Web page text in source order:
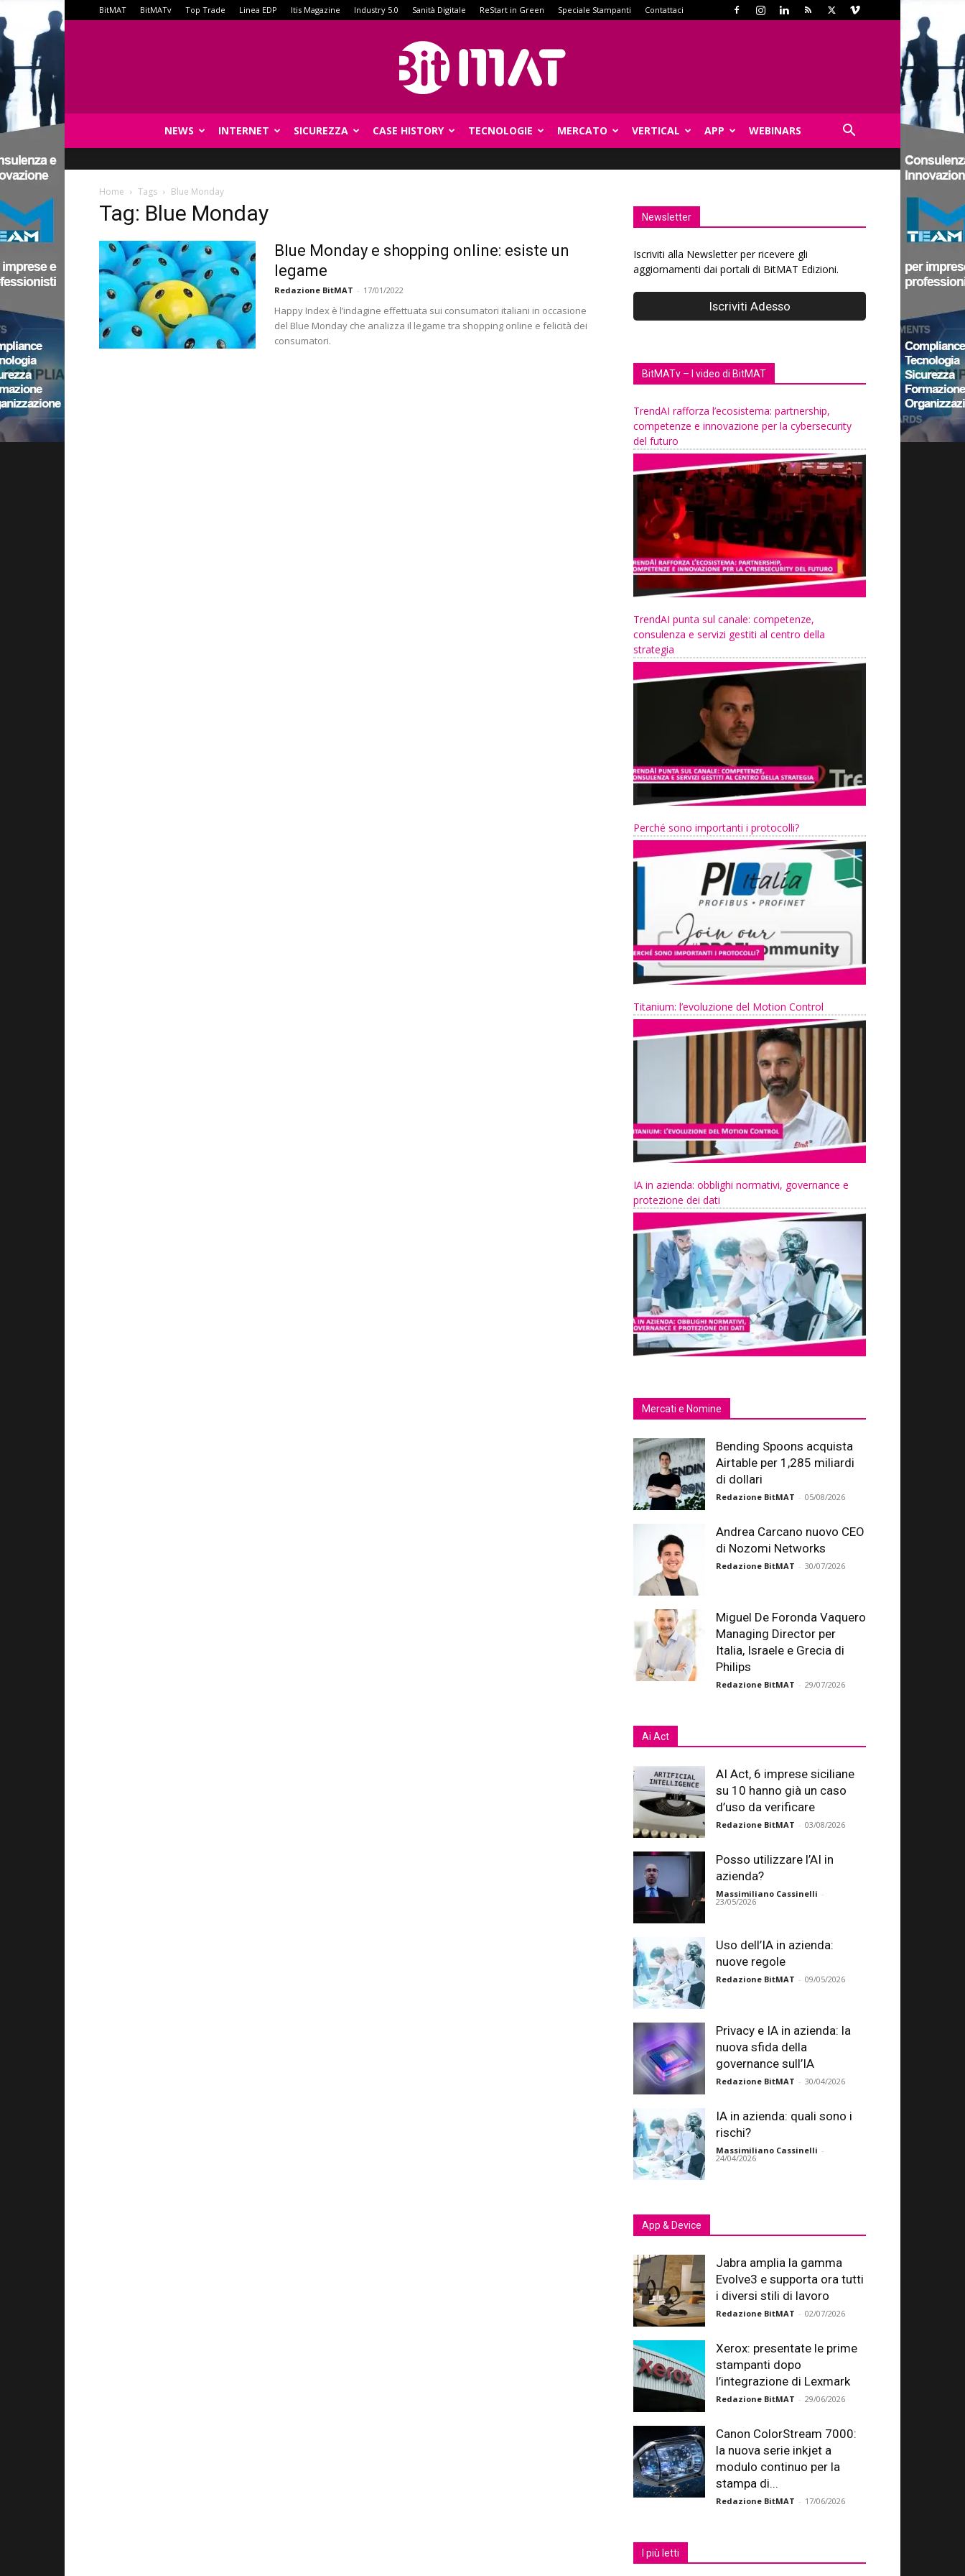
BitMAT BitMATv Top Trade Linea EDP Itis Magazine Industry 5.0 Sanità Digitale ReStart in Green Speciale Stampanti Contattaci
NEWS INTERNET SICUREZZA CASE HISTORY TECNOLOGIE MERCATO VERTICAL APP WEBINARS
Home Tags Blue Monday
Tag: Blue Monday
Blue Monday e shopping online: esiste un
legame
Redazione BitMAT - 17/01/2022
Happy Index è l’indagine effettuata sui consumatori italiani in occasione
del Blue Monday che analizza il legame tra shopping online e felicità dei
consumatori.
Newsletter
Iscriviti alla Newsletter per ricevere gli
aggiornamenti dai portali di BitMAT Edizioni.
BitMATv – I video di BitMAT
TrendAI rafforza l’ecosistema: partnership,
competenze e innovazione per la cybersecurity
del futuro
TrendAI punta sul canale: competenze,
consulenza e servizi gestiti al centro della
strategia
Perché sono importanti i protocolli?
Titanium: l’evoluzione del Motion Control
IA in azienda: obblighi normativi, governance e
protezione dei dati
Mercati e Nomine
Bending Spoons acquista
Airtable per 1,285 miliardi
di dollari
Redazione BitMAT - 05/08/2026
Andrea Carcano nuovo CEO
di Nozomi Networks
Redazione BitMAT - 30/07/2026
Miguel De Foronda Vaquero
Managing Director per
Italia, Israele e Grecia di
Philips
Redazione BitMAT - 29/07/2026
Ai Act
AI Act, 6 imprese siciliane
su 10 hanno già un caso
d’uso da verificare
Redazione BitMAT - 03/08/2026
Posso utilizzare l’AI in
azienda?
Massimiliano Cassinelli -
23/05/2026
Uso dell’IA in azienda:
nuove regole
Redazione BitMAT - 09/05/2026
Privacy e IA in azienda: la
nuova sfida della
governance sull’IA
Redazione BitMAT - 30/04/2026
IA in azienda: quali sono i
rischi?
Massimiliano Cassinelli -
24/04/2026
App & Device
Jabra amplia la gamma
Evolve3 e supporta ora tutti
i diversi stili di lavoro
Redazione BitMAT - 02/07/2026
Xerox: presentate le prime
stampanti dopo
l’integrazione di Lexmark
Redazione BitMAT - 29/06/2026
Canon ColorStream 7000:
la nuova serie inkjet a
modulo continuo per la
stampa di...
Redazione BitMAT - 17/06/2026
I più letti